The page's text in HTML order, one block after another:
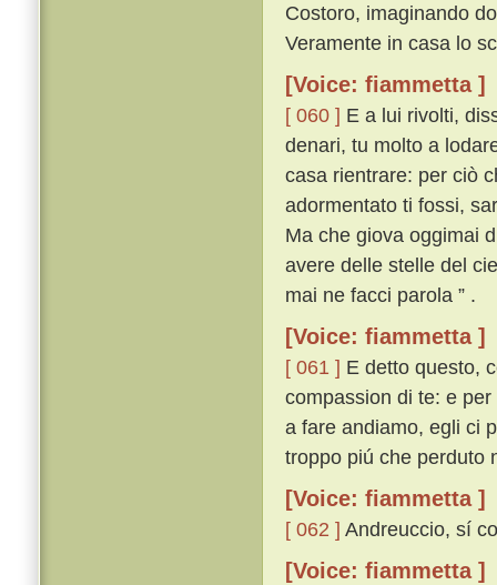
Costoro, imaginando
Veramente in casa lo
[Voice: fiammetta ]
[ 060 ] E a lui rivolti,
denari, tu molto a
casa rientrare: per ciò
adormentato ti fossi,
Ma che giova oggimai
avere delle stelle del
mai ne facci parola ” .
[Voice: fiammetta ]
[ 061 ] E detto questo,
compassion di te: e
a fare andiamo, egli ci
troppo piú che perduto
[Voice: fiammetta ]
[ 062 ] Andreuccio, sí
[Voice: fiammetta ]